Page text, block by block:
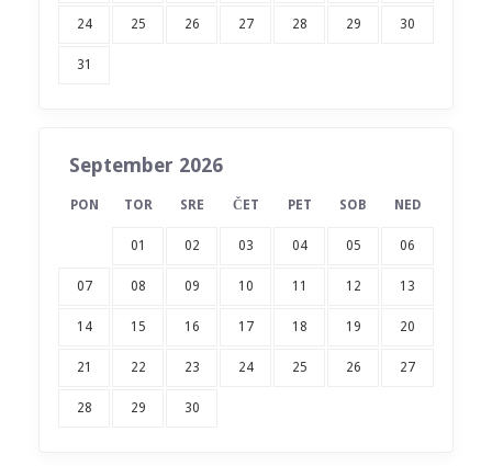
24 25 26 27 28 29 30
31
September 2026
PON TOR SRE ČET PET SOB NED
01 02 03 04 05 06
07 08 09 10 11 12 13
14 15 16 17 18 19 20
21 22 23 24 25 26 27
28 29 30